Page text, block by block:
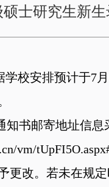
硕士研究生新
学校安排预计于7
知书邮寄地址信
vm/
更改。若未在规